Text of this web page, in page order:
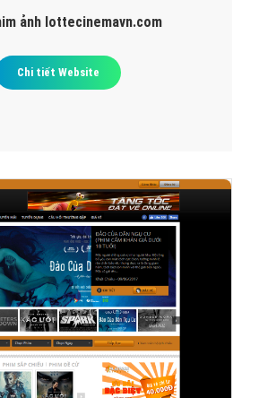
ảnh lottecinemavn.com
Chi tiết Website